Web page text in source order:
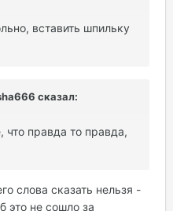
вставить шпильку
сказал:
что правда то правда,
слова сказать нельзя -
это не сошло за